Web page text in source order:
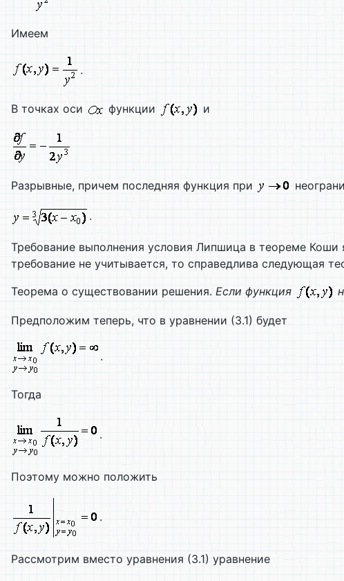
Имеем
.
В точках оси функции и
Разрывные, причем последняя функция при
.
Требование выполнения условия Липшица в теореме Коши
требование не учитывается, то справедлива следующая
Теорема о существовании решения. Если функция
Предположим теперь, что в уравнении (3.1) будет
.
Тогда
.
Поэтому можно положить
.
Рассмотрим вместо уравнения (3.1) уравнение